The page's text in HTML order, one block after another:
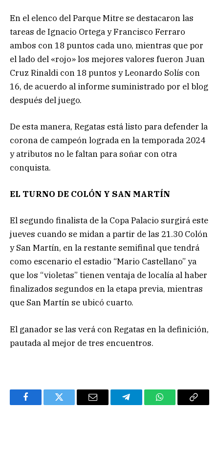
En el elenco del Parque Mitre se destacaron las
tareas de Ignacio Ortega y Francisco Ferraro
ambos con 18 puntos cada uno, mientras que por
el lado del «rojo» los mejores valores fueron Juan
Cruz Rinaldi con 18 puntos y Leonardo Solís con
16, de acuerdo al informe suministrado por el blog
después del juego.
De esta manera, Regatas está listo para defender la
corona de campeón lograda en la temporada 2024
y atributos no le faltan para soñar con otra
conquista.
EL TURNO DE COLÓN Y SAN MARTÍN
El segundo finalista de la Copa Palacio surgirá este
jueves cuando se midan a partir de las 21.30 Colón
y San Martín, en la restante semifinal que tendrá
como escenario el estadio “Mario Castellano” ya
que los “violetas” tienen ventaja de localía al haber
finalizados segundos en la etapa previa, mientras
que San Martín se ubicó cuarto.
El ganador se las verá con Regatas en la definición,
pautada al mejor de tres encuentros.
FacebookTwitter Email TelegramWhatsAppCopy